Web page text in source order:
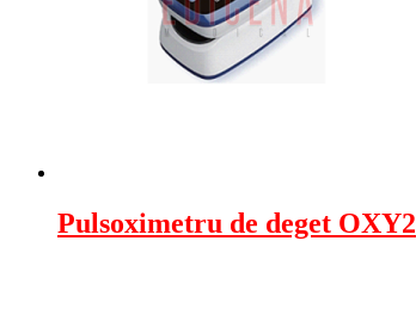
Pulsoximetru de deget OXY2